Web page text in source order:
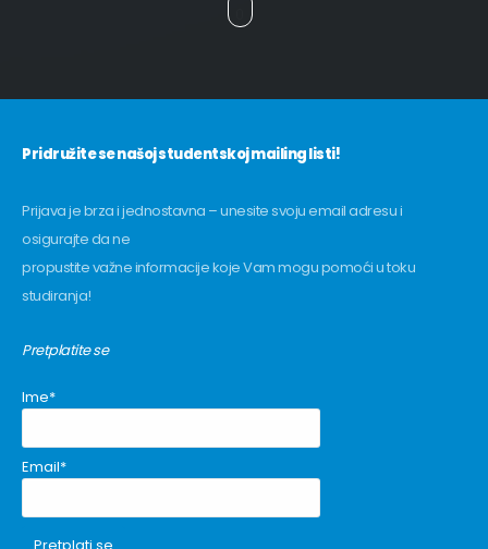
Pridružite se našoj studentskoj mailing listi!
Prijava je brza i jednostavna – unesite svoju email adresu i
osigurajte da ne
propustite važne informacije koje Vam mogu pomoći u toku
studiranja!
Pretplatite se
Ime*
Email*